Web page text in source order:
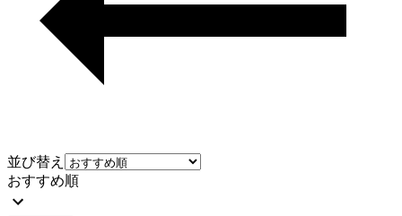
並び替え
おすすめ順